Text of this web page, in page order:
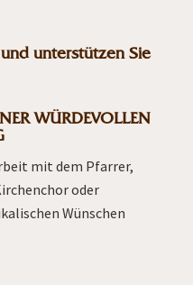
unterstützen Sie
WÜRDEVOLLEN
mit dem Pfarrer,
oder
Wünschen